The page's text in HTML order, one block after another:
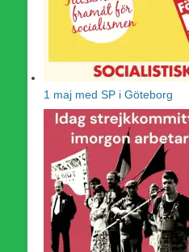
1 maj med SP i Göteborg